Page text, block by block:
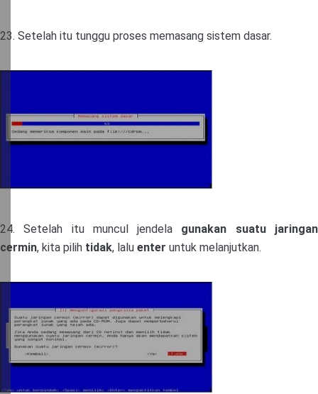
23. Setelah itu tunggu proses memasang sistem dasar.
24. Setelah itu muncul jendela gunakan suatu jaringan
cermin, kita pilih tidak, lalu enter untuk melanjutkan.